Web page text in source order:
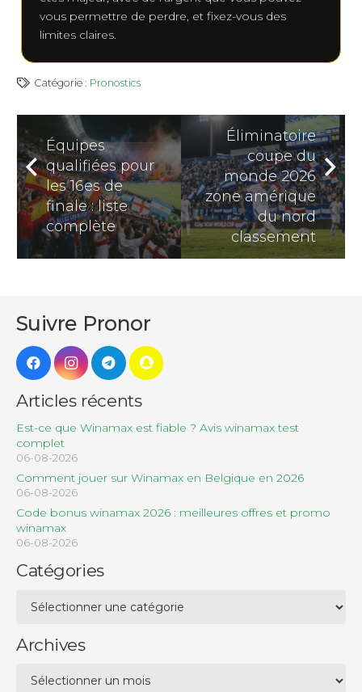
vous permettre de perdre, et fixez-vous des
limites claires.
Catégorie : Pronostics
Équipes
qualifiées pour
les 16es de
finale : liste
complète
Éliminatoire
coupe du
monde 2026
zone amérique
du nord
classement
Suivre Pronor
Articles récents
Est-ce que Winamax est fiable ? Avis winamax test
complet
06-08-2026
Comment jouer sur Winamax en Belgique en 2026
06-08-2026
Code bonus winamax 2026 : meilleures offres et promo
winamax
06-08-2026
Catégories
Archives